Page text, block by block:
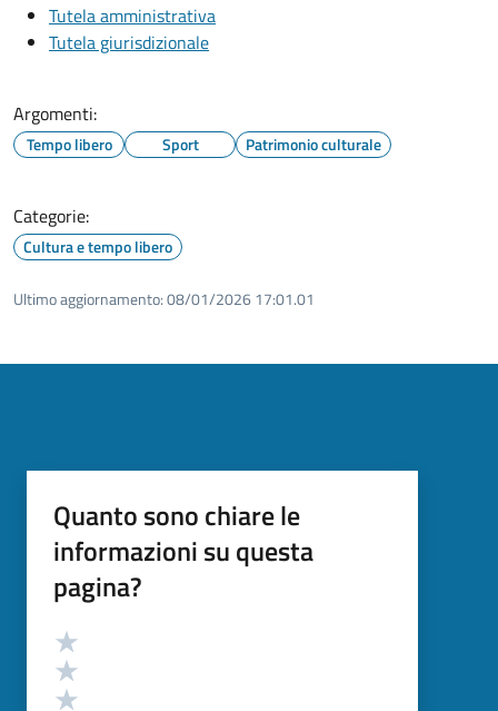
Tutela amministrativa
Tutela giurisdizionale
Argomenti:
Tempo libero Sport Patrimonio culturale
Categorie:
Cultura e tempo libero
Ultimo aggiornamento:08/01/2026 17:01.01
Quanto sono chiare le
informazioni su questa
pagina?
Valutazione